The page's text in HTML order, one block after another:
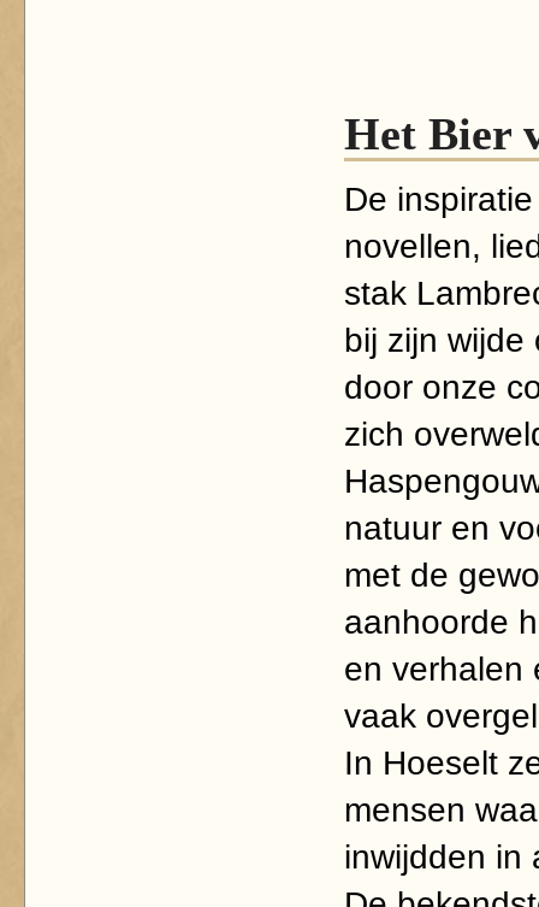
Het Bier
De
novellen,
stak
bij zijn wijde
door onze
zich
natuur en
met de
aanhoorde
en verhalen
vaak
In Hoeselt
mensen
inwijdden in